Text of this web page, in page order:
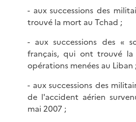
- aux successions des
trouvé la mort au Tchad ;
- aux successions des «
français, qui ont trouvé
opérations menées au Liban
- aux successions des
de l'accident aérien
mai 2007 ;